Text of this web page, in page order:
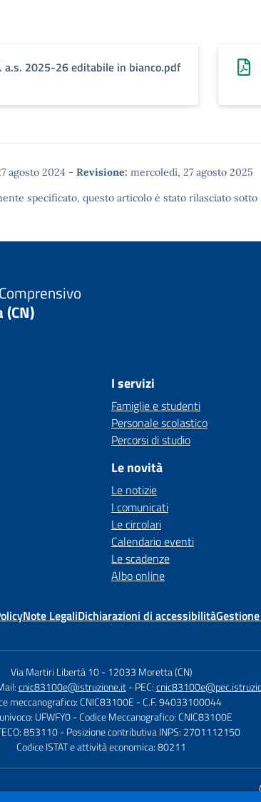
a.s. 2025-26 editabile in bianco.pdf
agosto 2024 - Revisione: mercoledì, 27 agosto 2025
specificato, questo articolo è stato rilasciato sotto
I servizi
Famiglie e studenti
Personale scolastico
Percorsi di studio
Le novità
Le notizie
I comunicati
Le circolari
Calendario eventi
Le scadenze
Albo online
Note LegaliDichiarazioni di accessibilità
Via Martiri Libertà 10 -12033 Moretta (CN)
cnic83100e@istruzione.it - PEC:
meccanografico: CNIC83100E - C.F. 94033100044
UFWFY0- Codice Meccanografico: CNIC83100E
853110- Posizione contributiva INPS: 2701112150
Codice ISTAT e attività economica: 80211